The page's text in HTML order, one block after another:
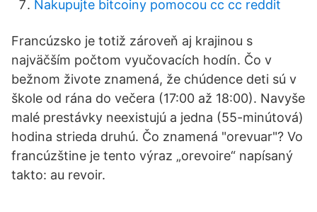
Nakupujte bitcoiny pomocou cc cc reddit
Francúzsko je totiž zároveň aj krajinou s
najväčším počtom vyučovacích hodín. Čo v
bežnom živote znamená, že chúdence deti sú v
škole od rána do večera (17:00 až 18:00). Navyše
malé prestávky neexistujú a jedna (55-minútová)
hodina strieda druhú. Čo znamená "orevuar"? Vo
francúzštine je tento výraz „orevoire“ napísaný
takto: au revoir.